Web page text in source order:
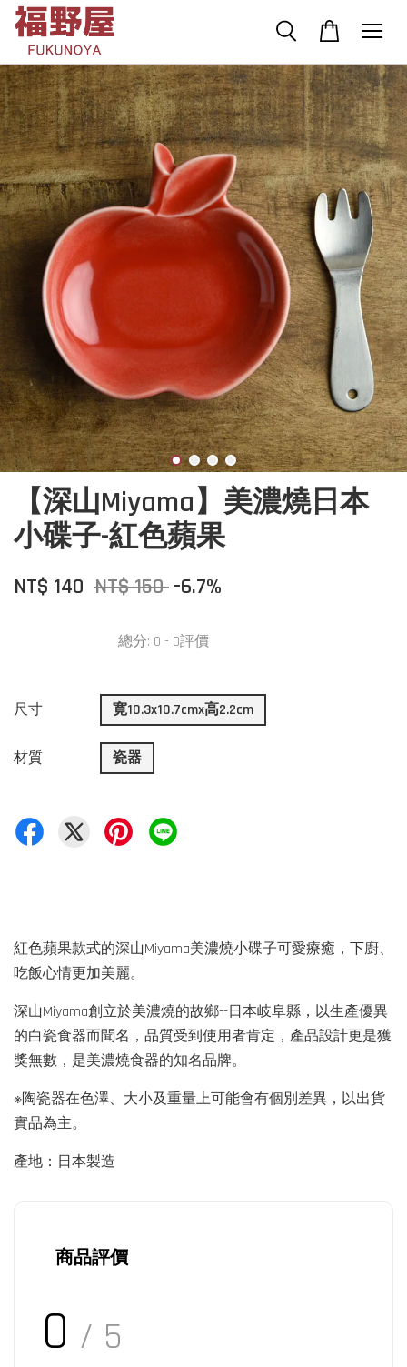
【深山Miyama】美濃燒日本
小碟子-紅色蘋果
NT$ 140 NT$ 150 -6.7%
總分: 0 - 0評價
尺寸 寛10.3x10.7cmx高2.2cm
材質 瓷器
紅色蘋果款式的深山Miyama美濃燒小碟子可愛療癒，下廚、
吃飯心情更加美麗。
深山Miyama創立於美濃燒的故鄉--日本岐阜縣，以生產優異
的白瓷食器而聞名，品質受到使用者肯定，產品設計更是獲
獎無數，是美濃燒食器的知名品牌。
※陶瓷器在色澤、大小及重量上可能會有個別差異，以出貨
實品為主。
產地：日本製造
商品評價
0 / 5